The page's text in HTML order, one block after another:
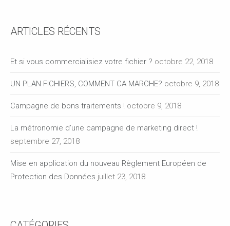
ARTICLES RÉCENTS
Et si vous commercialisiez votre fichier ? octobre 22, 2018
UN PLAN FICHIERS, COMMENT CA MARCHE? octobre 9, 2018
Campagne de bons traitements ! octobre 9, 2018
La métronomie d’une campagne de marketing direct !
septembre 27, 2018
Mise en application du nouveau Règlement Européen de
Protection des Données juillet 23, 2018